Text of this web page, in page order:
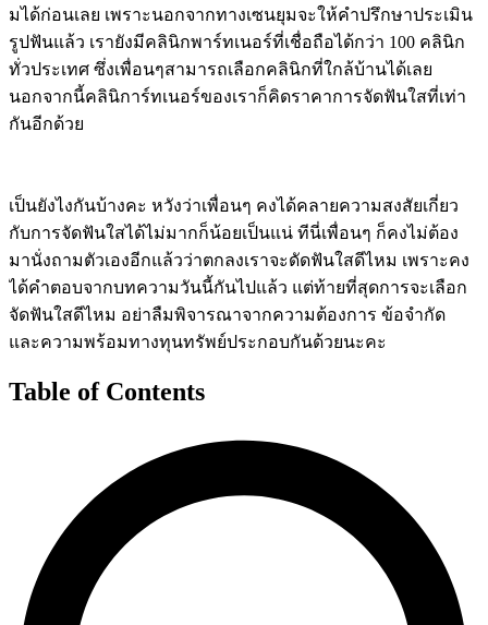
มได้ก่อนเลย เพราะนอกจากทางเซนยุมจะให้คำปรึกษาประเมิน
รูปฟันแล้ว เรายังมีคลินิกพาร์ทเนอร์ที่เชื่อถือได้กว่า 100 คลินิก
ทั่วประเทศ ซึ่งเพื่อนๆสามารถเลือกคลินิกที่ใกล้บ้านได้เลย
นอกจากนี้คลินิการ์ทเนอร์ของเราก็คิดราคาการจัดฟันใสที่เท่า
กันอีกด้วย
เป็นยังไงกันบ้างคะ หวังว่าเพื่อนๆ คงได้คลายความสงสัยเกี่ยว
กับการจัดฟันใสได้ไม่มากก็น้อยเป็นแน่ ทีนี่เพื่อนๆ ก็คงไม่ต้อง
มานั่งถามตัวเองอีกแล้วว่าตกลงเราจะดัดฟันใสดีไหม เพราะคง
ได้คำตอบจากบทความวันนี้กันไปแล้ว แต่ท้ายที่สุดการจะเลือก
จัดฟันใสดีไหม อย่าลืมพิจารณาจากความต้องการ ข้อจำกัด
และความพร้อมทางทุนทรัพย์ประกอบกันด้วยนะคะ
Table of Contents